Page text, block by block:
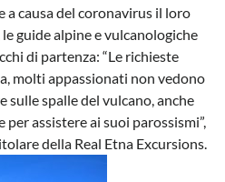
a causa del coronavirus il loro
guide alpine e vulcanologiche
di partenza: “Le richieste
molti appassionati non vedono
sulle spalle del vulcano, anche
assistere ai suoi parossismi”,
della Real Etna Excursions.